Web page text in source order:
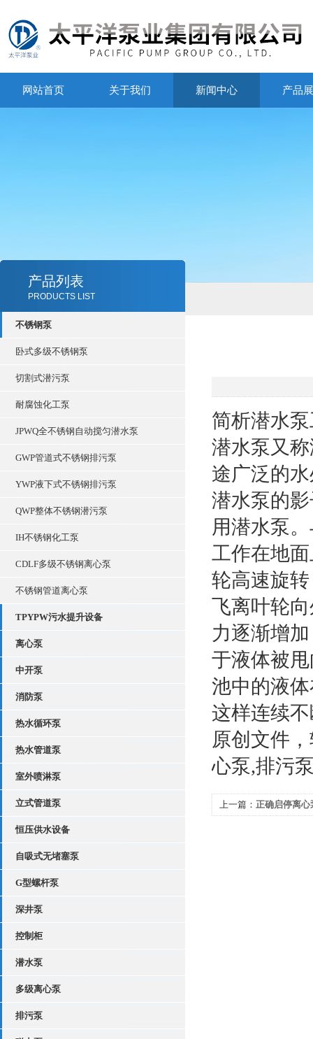
网站首页 关于我们 新闻中心 产品
产品列表
PRODUCTS LIST
不锈钢泵
卧式多级不锈钢泵
切割式潜污泵
耐腐蚀化工泵
JPWQ全不锈钢自动搅匀潜水泵
GWP管道式不锈钢排污泵
YWP液下式不锈钢排污泵
QWP整体不锈钢潜污泵
IH不锈钢化工泵
CDLF多级不锈钢离心泵
不锈钢管道离心泵
TPYPW污水提升设备
离心泵
中开泵
消防泵
热水循环泵
热水管道泵
室外喷淋泵
立式管道泵
恒压供水设备
自吸式无堵塞泵
G型螺杆泵
深井泵
控制柜
潜水泵
多级离心泵
排污泵
简析潜水
潜水泵又称
途广泛的
潜水泵的
用潜水泵
工作在地
轮高速旋
飞离叶轮
力逐渐增
于液体被
池中的液
这样连续
原创文件
心泵,排污
上一篇： 正确启停离心